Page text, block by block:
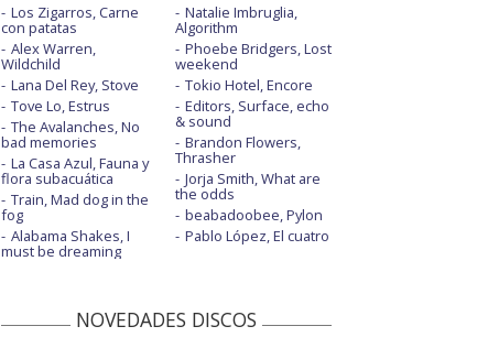
Los Zigarros, Carne
con patatas
Alex Warren,
Wildchild
Lana Del Rey, Stove
Tove Lo, Estrus
The Avalanches, No
bad memories
La Casa Azul, Fauna y
flora subacuática
Train, Mad dog in the
fog
Alabama Shakes, I
must be dreaming
Natalie Imbruglia,
Algorithm
Phoebe Bridgers, Lost
weekend
Tokio Hotel, Encore
Editors, Surface, echo
& sound
Brandon Flowers,
Thrasher
Jorja Smith, What are
the odds
beabadoobee, Pylon
Pablo López, El cuatro
NOVEDADES DISCOS